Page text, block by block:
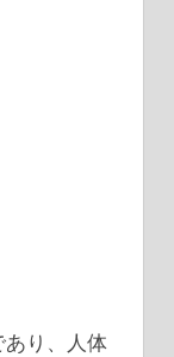
り、人体